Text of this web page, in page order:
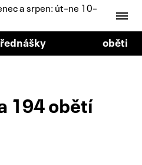
a srpen: út–ne 10–
oběti
194 obětí